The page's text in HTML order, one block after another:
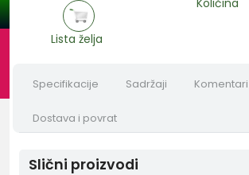
Količina
Lista želja
Specifikacije Sadržaji Komentari
Dostava i povrat
Slični proizvodi